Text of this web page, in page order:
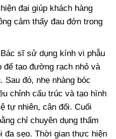
đại giúp khách hàng
cảm thấy đau đớn trong
Bác sĩ sử dụng kính vi phẫu
để tạo đường rạch nhỏ và
Sau đó, nhẹ nhàng bóc
chỉnh cấu trúc và tạo hình
tự nhiên, cân đối. Cuối
chỉ chuyên dụng thẩm
đa sẹo. Thời gian thực hiện